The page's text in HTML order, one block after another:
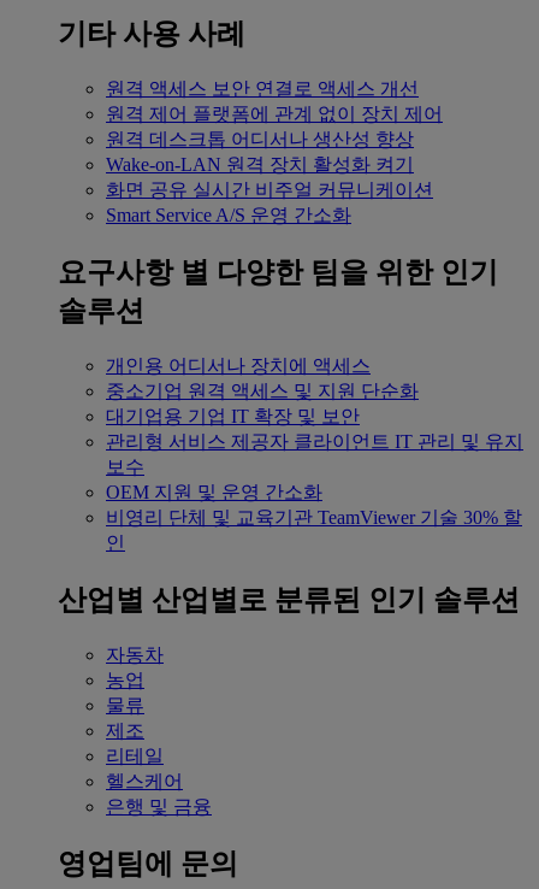
기타 사용 사례
원격 액세스 보안 연결로 액세스 개선
원격 제어 플랫폼에 관계 없이 장치 제어
원격 데스크톱 어디서나 생산성 향상
Wake-on-LAN 원격 장치 활성화 켜기
화면 공유 실시간 비주얼 커뮤니케이션
Smart Service A/S 운영 간소화
요구사항 별 다양한 팀을 위한 인기
솔루션
개인용 어디서나 장치에 액세스
중소기업 원격 액세스 및 지원 단순화
대기업용 기업 IT 확장 및 보안
관리형 서비스 제공자 클라이언트 IT 관리 및 유지
보수
OEM 지원 및 운영 간소화
비영리 단체 및 교육기관 TeamViewer 기술 30% 할
인
산업별 산업별로 분류된 인기 솔루션
자동차
농업
물류
제조
리테일
헬스케어
은행 및 금융
영업팀에 문의